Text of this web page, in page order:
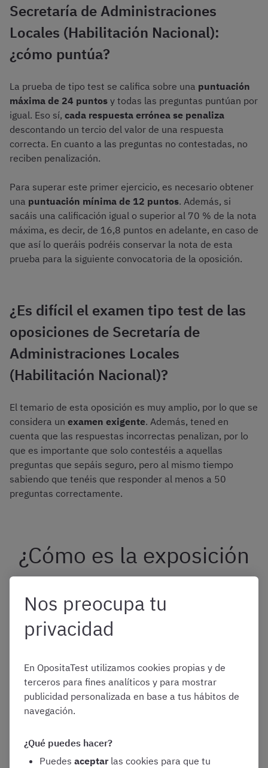
Secretaría de Administraciones
Locales (Habilitación Nacional):
¿cómo puntúa?
La prueba de tipo test se califica sobre una puntuación
máxima de 24 puntos y todas las preguntas puntúan por
igual. Eso sí, cada respuesta errónea se penaliza
descontando un tercio del valor de una respuesta
correcta. En cuanto a las preguntas no contestadas, no
reciben penalización.
Para superar este primer ejercicio, es necesario obtener
una puntuación mínima de 12 puntos. Además, si
sacáis una calificación igual o superior al 70 % de la nota
máxima, es decir, de 16,8 puntos en adelante, en caso de
que así lo queráis podréis conservar la nota de esta
prueba para la siguiente convocatoria de la oposición.
¿Es difícil el examen tipo test de las
oposiciones de Secretaría de
Administraciones Locales
(Habilitación Nacional)?
El temario de esta oposición es muy amplio, por lo que se
considera un examen exigente. Además, tened en
cuenta que las respuestas incorrectas penalizan, por lo
que es importante que solo contestéis a aquellas
preguntas que sepáis seguro, pero al mismo tiempo
sabiendo que tenéis que responder al menos a 50
preguntas correctamente.
¿Cómo es la exposición
Secretaría de
Locales (Habilitación
Como ya hemos adelantado antes, el segundo ejercicio
Nos preocupa tu
privacidad
En OpositaTest utilizamos cookies propias y de
terceros para fines analíticos y para mostrar
publicidad personalizada en base a tus hábitos de
navegación.
¿Qué puedes hacer?
Puedes aceptar las cookies para que tu